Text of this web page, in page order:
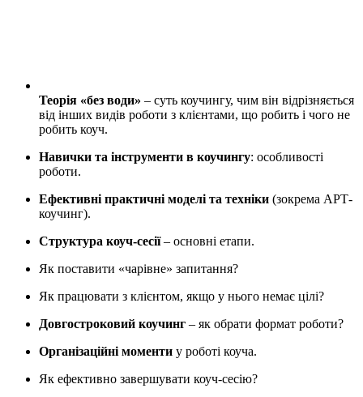
Теорія «без води» – суть коучингу, чим він відрізняється
від інших видів роботи з клієнтами, що робить і чого не
робить коуч.
Навички та інструменти в коучингу: особливості
роботи.
Ефективні практичні моделі та техніки (зокрема АРТ-
коучинг).
Структура коуч-сесії– основні етапи.
Як поставити «чарівне» запитання?
Як працювати з клієнтом, якщо у нього немає цілі?
Довгостроковий коучинг – як обрати формат роботи?
Організаційні моменти у роботі коуча.
Як ефективно завершувати коуч-сесію?